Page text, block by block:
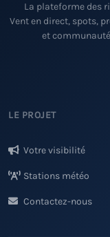
La plateforme des
Vent en direct, spots,
et
LE PROJET
Votre visibilité
Stations météo
Contactez-nous